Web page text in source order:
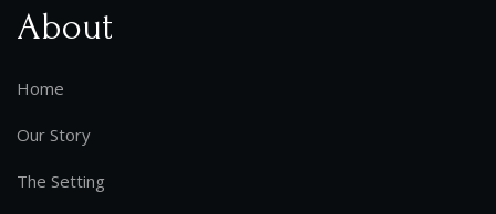
About
Home
Our Story
The Setting